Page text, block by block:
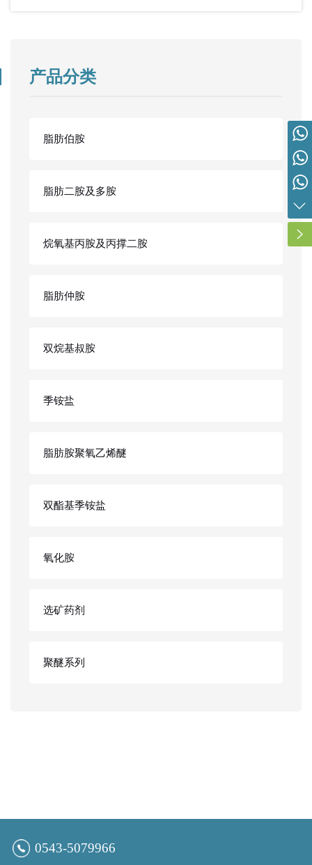
产品分类
脂肪伯胺
脂肪二胺及多胺
烷氧基丙胺及丙撑二胺
脂肪仲胺
双烷基叔胺
季铵盐
脂肪胺聚氧乙烯醚
双酯基季铵盐
氧化胺
选矿药剂
聚醚系列
0543-5079966